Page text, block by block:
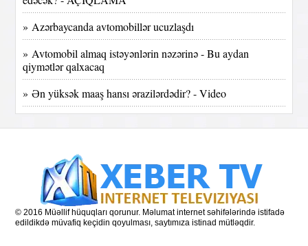
» Azərbaycanda avtomobillər ucuzlaşdı
» Avtomobil almaq istəyənlərin nəzərinə - Bu aydan
qiymətlər qalxacaq
» Ən yüksək maaş hansı ərazilərdədir? - Video
© 2016 Müəllif hüquqları qorunur. Məlumat internet səhifələrində istifadə
edildikdə müvafiq keçidin qoyulması, saytımıza istinad mütləqdir.